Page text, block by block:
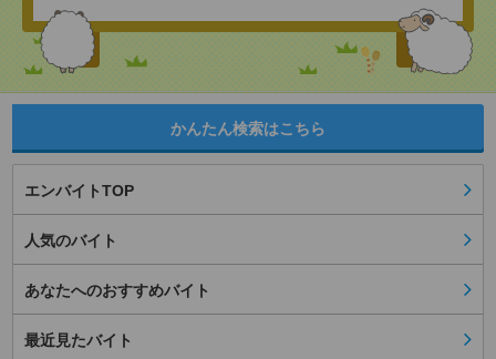
かんたん検索はこちら
エンバイトTOP
人気のバイト
あなたへのおすすめバイト
最近見たバイト